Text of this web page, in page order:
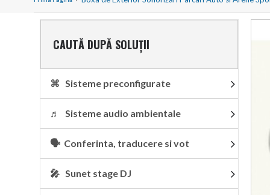
CAUTĂ DUPĂ SOLUȚII
⌘ Sisteme preconfigurate
♬ Sisteme audio ambientale
🗣 Conferinta, traducere si vot
🎤 Sunet stage DJ